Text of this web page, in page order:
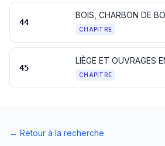
44
CHAPITRE
45
LIÈGE ET OUVRAGES
CHAPITRE
← Retour à la recherche